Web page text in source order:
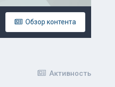
Обзор контента
Активность